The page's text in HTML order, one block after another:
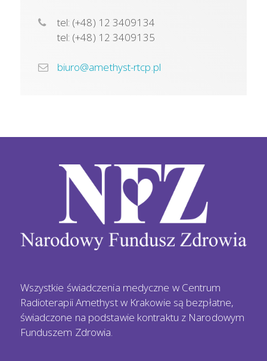
tel: (+48) 12 3409134
tel: (+48) 12 3409135
biuro@amethyst-rtcp.pl
Wszystkie świadczenia medyczne w Centrum
Radioterapii Amethyst w Krakowie są bezpłatne,
świadczone na podstawie kontraktu z Narodowym
Funduszem Zdrowia.